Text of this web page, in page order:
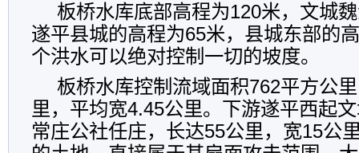
板桥水库底部高程为120米，文城
遂平县城的高程为65米，县城东部的
个洪水可以绝对控制一切的坡度。
板桥水库控制流域面积762平方公
里，平均宽4.45公里。下游遂平西起
常庄公社任庄，长达55公里，宽15公